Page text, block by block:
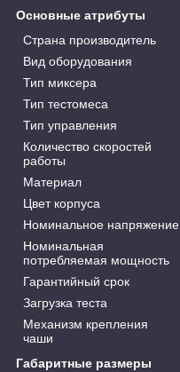
Основные атрибуты
Страна производитель
Вид оборудования
Тип миксера
Тип тестомеса
Тип управления
Количество скоростей
работы
Материал
Цвет корпуса
Номинальное напряжение
Номинальная
потребляемая мощность
Гарантийный срок
Загрузка теста
Механизм крепления
чаши
Габаритные размеры